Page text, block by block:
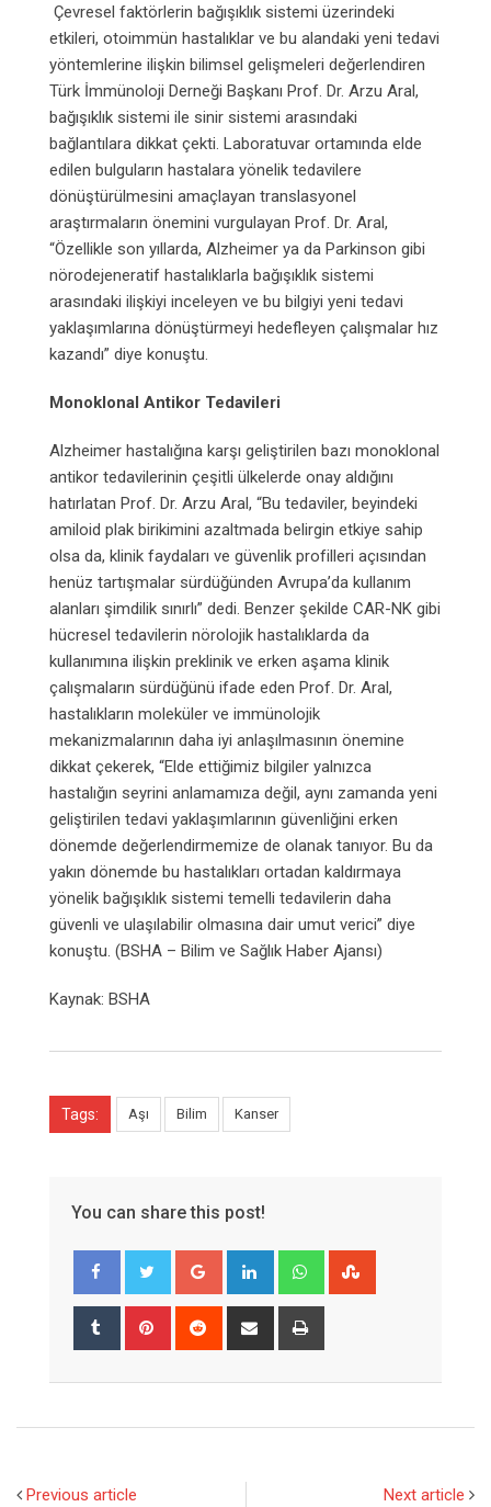
Çevresel faktörlerin bağışıklık sistemi üzerindeki
etkileri, otoimmün hastalıklar ve bu alandaki yeni tedavi
yöntemlerine ilişkin bilimsel gelişmeleri değerlendiren
Türk İmmünoloji Derneği Başkanı Prof. Dr. Arzu Aral,
bağışıklık sistemi ile sinir sistemi arasındaki
bağlantılara dikkat çekti. Laboratuvar ortamında elde
edilen bulguların hastalara yönelik tedavilere
dönüştürülmesini amaçlayan translasyonel
araştırmaların önemini vurgulayan Prof. Dr. Aral,
“Özellikle son yıllarda, Alzheimer ya da Parkinson gibi
nörodejeneratif hastalıklarla bağışıklık sistemi
arasındaki ilişkiyi inceleyen ve bu bilgiyi yeni tedavi
yaklaşımlarına dönüştürmeyi hedefleyen çalışmalar hız
kazandı” diye konuştu.
Monoklonal Antikor Tedavileri
Alzheimer hastalığına karşı geliştirilen bazı monoklonal
antikor tedavilerinin çeşitli ülkelerde onay aldığını
hatırlatan Prof. Dr. Arzu Aral, “Bu tedaviler, beyindeki
amiloid plak birikimini azaltmada belirgin etkiye sahip
olsa da, klinik faydaları ve güvenlik profilleri açısından
henüz tartışmalar sürdüğünden Avrupa’da kullanım
alanları şimdilik sınırlı” dedi. Benzer şekilde CAR-NK gibi
hücresel tedavilerin nörolojik hastalıklarda da
kullanımına ilişkin preklinik ve erken aşama klinik
çalışmaların sürdüğünü ifade eden Prof. Dr. Aral,
hastalıkların moleküler ve immünolojik
mekanizmalarının daha iyi anlaşılmasının önemine
dikkat çekerek, “Elde ettiğimiz bilgiler yalnızca
hastalığın seyrini anlamamıza değil, aynı zamanda yeni
geliştirilen tedavi yaklaşımlarının güvenliğini erken
dönemde değerlendirmemize de olanak tanıyor. Bu da
yakın dönemde bu hastalıkları ortadan kaldırmaya
yönelik bağışıklık sistemi temelli tedavilerin daha
güvenli ve ulaşılabilir olmasına dair umut verici” diye
konuştu. (BSHA – Bilim ve Sağlık Haber Ajansı)
Kaynak: BSHA
Tags: Aşı Bilim Kanser
You can share this post!
Google+ LinkedIn Whatsapp
Tumblr Pinterest Reddit
Share
Previous article Next article